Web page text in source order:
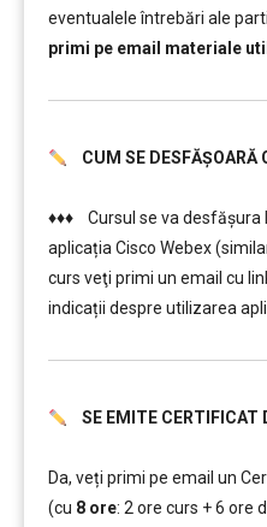
eventualele întrebări ale
primi pe email materiale
CUM SE DESFĂȘOARĂ
♦♦♦ Cursul se va desfășura
aplicația Cisco Webex
curs veţi primi un email cu
indicații despre utilizarea
SE EMITE CERTIFICAT
Da, veți primi pe email un
(cu 8 ore: 2 ore curs + 6 ore